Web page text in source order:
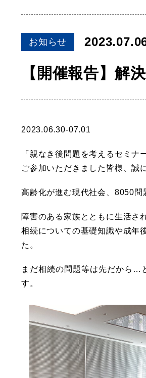
お知らせ
【開催報告】解
2023.06.30-07.01
「親なき後問題を考えるセミ
ご参加いただきました皆様、誠
高齢化が進む現代社会、8050問
障害のある家族とともに生活さ
相続についての基礎知識や成年
た。
まだ相続の問題等は先だから…
す。